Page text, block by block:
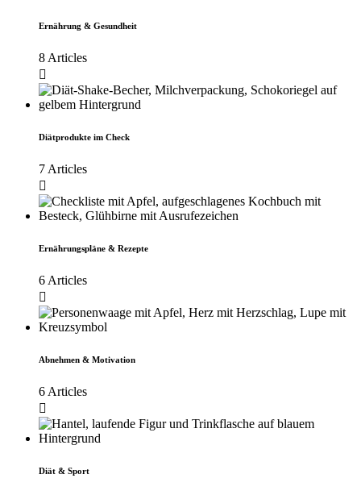
Ernährung & Gesundheit
8 Articles
Diätprodukte im Check
7 Articles
Ernährungspläne & Rezepte
6 Articles
Abnehmen & Motivation
6 Articles
Diät & Sport